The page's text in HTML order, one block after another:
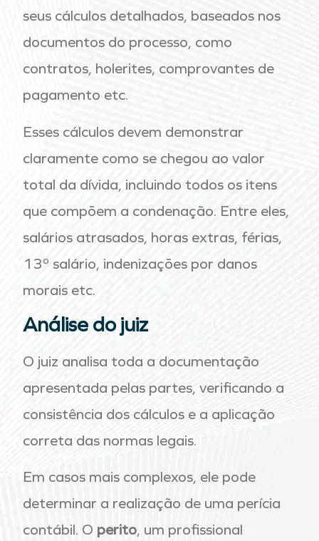
seus cálculos detalhados, baseados nos
documentos do processo, como
contratos, holerites, comprovantes de
pagamento etc.
Esses cálculos devem demonstrar
claramente como se chegou ao valor
total da dívida, incluindo todos os itens
que compõem a condenação. Entre eles,
salários atrasados, horas extras, férias,
13º salário, indenizações por danos
morais etc.
Análise do juiz
O juiz analisa toda a documentação
apresentada pelas partes, verificando a
consistência dos cálculos e a aplicação
correta das normas legais.
Em casos mais complexos, ele pode
determinar a realização de uma perícia
contábil. O perito, um profissional